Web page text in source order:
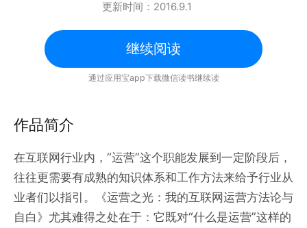
更新时间： 2016.9.1
继续阅读
通过应用宝app下载微信读书继续读
作品简介
在互联网行业内，“运营”这个职能发展到一定阶段后，
往往更需要有成熟的知识体系和工作方法来给予行业从
业者们以指引。《运营之光：我的互联网运营方法论与
自白》尤其难得之处在于：它既对“什么是运营”这样的